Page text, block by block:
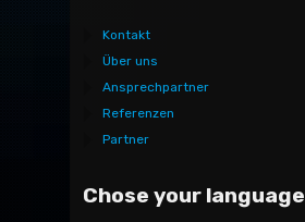
Kontakt
Über uns
Ansprechpartner
Referenzen
Partner
Chose your language